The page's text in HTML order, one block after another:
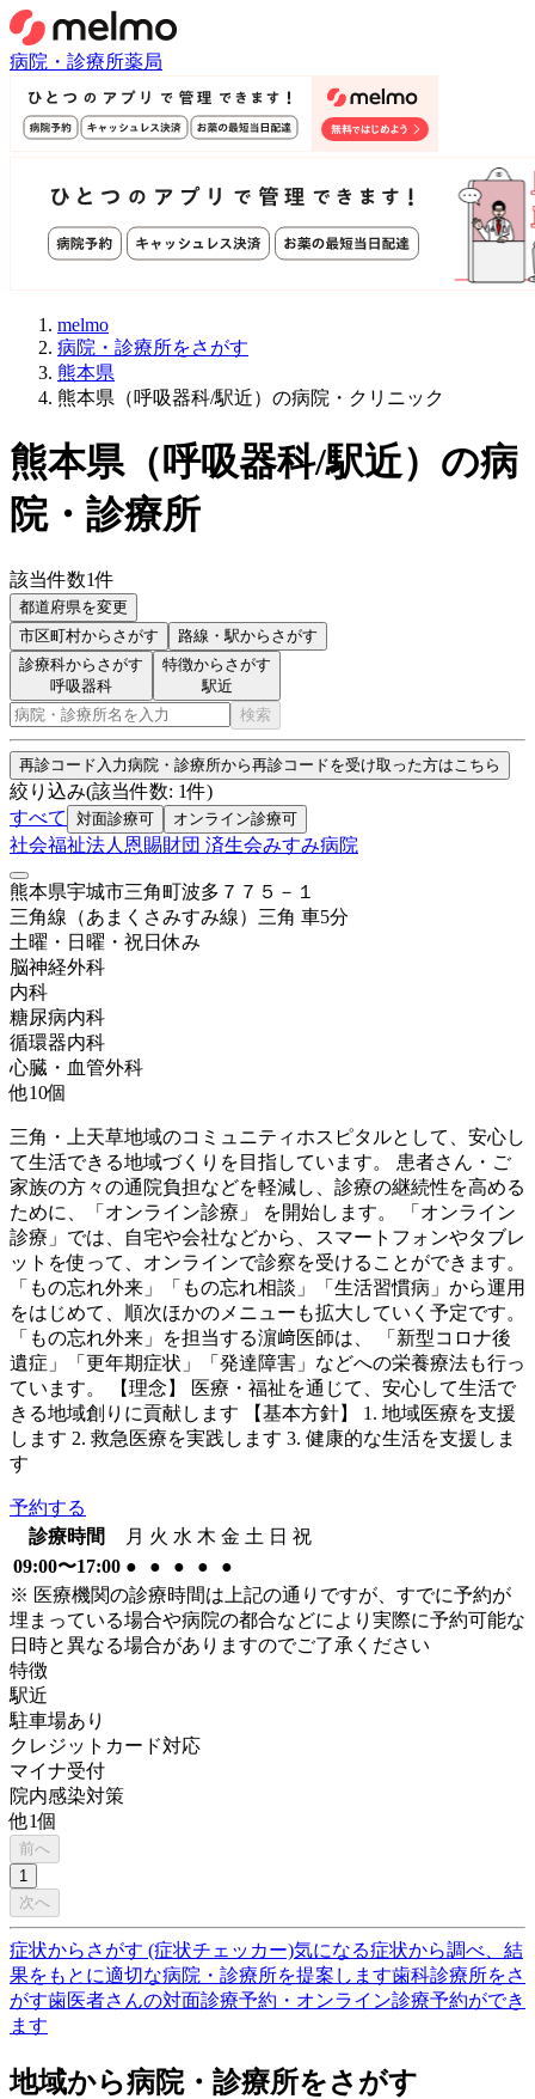
病院・診療所薬局
melmo
病院・診療所をさがす
熊本県
熊本県（呼吸器科/駅近）の病院・クリニック
熊本県（呼吸器科/駅近） の病
院・診療所
該当件数1件
都道府県を変更
市区町村からさがす 路線・駅からさがす
診療科からさがす
呼吸器科
特徴からさがす
駅近
検索
再診コード入力病院・診療所から再診コードを受け取った方はこちら
絞り込み(該当件数: 1件)
すべて
対面診療可 オンライン診療可
社会福祉法人恩賜財団 済生会みすみ病院
熊本県宇城市三角町波多７７５－１
三角線（あまくさみすみ線） 三角 車5分
土曜・日曜・祝日休み
脳神経外科
内科
糖尿病内科
循環器内科
心臓・血管外科
他10個
三角・上天草地域のコミュニティホスピタルとして、安心し
て生活できる地域づくりを目指しています。 患者さん・ご
家族の方々の通院負担などを軽減し、診療の継続性を高める
ために、「オンライン診療」 を開始します。 「オンライン
診療」では、自宅や会社などから、スマートフォンやタブレ
ットを使って、オンラインで診察を受けることができます。
「もの忘れ外来」「もの忘れ相談」「生活習慣病」から運用
をはじめて、順次ほかのメニューも拡大していく予定です。
「もの忘れ外来」を担当する濵﨑医師は、 「新型コロナ後
遺症」「更年期症状」「発達障害」などへの栄養療法も行っ
ています。 【理念】 医療・福祉を通じて、安心して生活で
きる地域創りに貢献します 【基本方針】 1. 地域医療を支援
します 2. 救急医療を実践します 3. 健康的な生活を支援しま
す
予約する
診療時間
月 火 水 木 金 土 日 祝
09:00〜17:00 ● ● ● ●
●
※ 医療機関の診療時間は上記の通りですが、すでに予約が
埋まっている場合や病院の都合などにより実際に予約可能な
日時と異なる場合がありますのでご了承ください
特徴
駅近
駐車場あり
クレジットカード対応
マイナ受付
院内感染対策
他1個
前へ
1
次へ
症状からさがす (症状チェッカー)気になる症状から調べ、結
果をもとに適切な病院・診療所を提案します歯科診療所をさ
がす歯医者さんの対面診療予約・オンライン診療予約ができ
ます
地域から病院・診療所をさがす